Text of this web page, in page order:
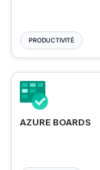
PRODUCTIVITÉ
AZURE BOARDS